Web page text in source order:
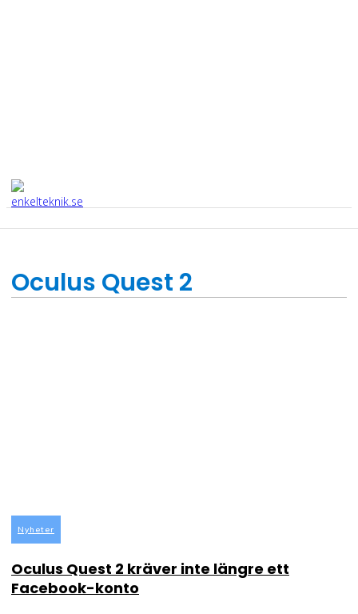
Oculus Quest 2
Nyheter
Oculus Quest 2 kräver inte längre ett
Facebook-konto